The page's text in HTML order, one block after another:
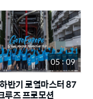
05 : 09
반기 로열마스터 87
루즈 프로모션